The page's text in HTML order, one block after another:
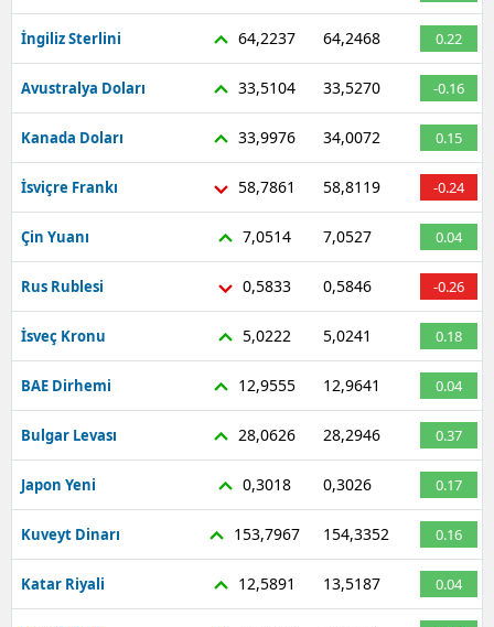
İngiliz Sterlini 64,2237 64,2468 0.22
Avustralya Doları 33,5104 33,5270 -0.16
Kanada Doları 33,9976 34,0072 0.15
İsviçre Frankı 58,7861 58,8119 -0.24
Çin Yuanı 7,0514 7,0527 0.04
Rus Rublesi 0,5833 0,5846 -0.26
İsveç Kronu 5,0222 5,0241 0.18
BAE Dirhemi 12,9555 12,9641 0.04
Bulgar Levası 28,0626 28,2946 0.37
Japon Yeni 0,3018 0,3026 0.17
Kuveyt Dinarı 153,7967 154,3352 0.16
Katar Riyali 12,5891 13,5187 0.04